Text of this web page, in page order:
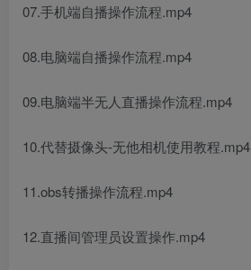
07.手机端自播操作流程.mp4
08.电脑端自播操作流程.mp4
09.电脑端半无人直播操作流程.mp4
10.代替摄像头-无他相机使用教程.mp4
11.obs转播操作流程.mp4
12.直播间管理员设置操作.mp4